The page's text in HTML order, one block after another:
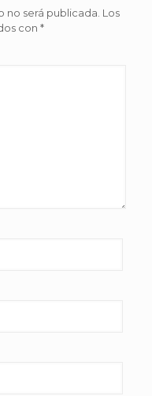
será publicada. Los
con *